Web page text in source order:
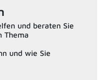
und beraten Sie
Thema
und wie Sie